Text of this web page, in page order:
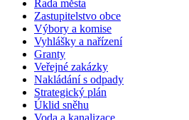
Rada města
Zastupitelstvo obce
Výbory a komise
Vyhlášky a nařízení
Granty
Veřejné zakázky
Nakládání s odpady
Strategický plán
Úklid sněhu
Voda a kanalizace